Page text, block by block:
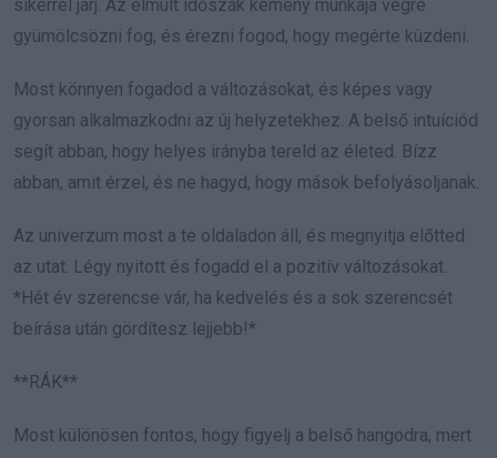
sikerrel járj. Az elmúlt időszak kemény munkája végre
gyümölcsözni fog, és érezni fogod, hogy megérte küzdeni.
Most könnyen fogadod a változásokat, és képes vagy
gyorsan alkalmazkodni az új helyzetekhez. A belső intuíciód
segít abban, hogy helyes irányba tereld az életed. Bízz
abban, amit érzel, és ne hagyd, hogy mások befolyásoljanak.
Az univerzum most a te oldaladon áll, és megnyitja előtted
az utat. Légy nyitott és fogadd el a pozitív változásokat.
*Hét év szerencse vár, ha kedvelés és a sok szerencsét
beírása után gördítesz lejjebb!*
**RÁK**
Most különösen fontos, hogy figyelj a belső hangodra, mert